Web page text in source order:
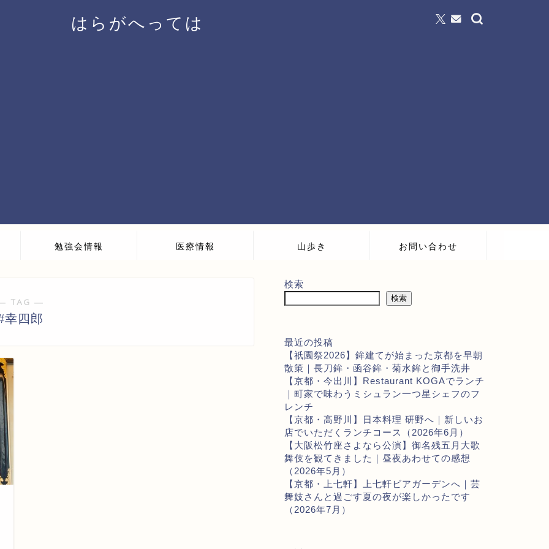
はらがへっては
勉強会情報 医療情報 山歩き お問い合わせ
TAG ―
幸四郎
検索
検索
最近の投稿
【祇園祭2026】鉾建てが始まった京都を早朝
散策｜長刀鉾・函谷鉾・菊水鉾と御手洗井
【京都・今出川】Restaurant KOGAでランチ
｜町家で味わうミシュラン一つ星シェフのフ
レンチ
【京都・高野川】日本料理 研野へ｜新しいお
店でいただくランチコース（2026年6月）
【大阪松竹座さよなら公演】御名残五月大歌
舞伎を観てきました｜昼夜あわせての感想
（2026年5月）
【京都・上七軒】上七軒ビアガーデンへ｜芸
舞妓さんと過ごす夏の夜が楽しかったです
（2026年7月）